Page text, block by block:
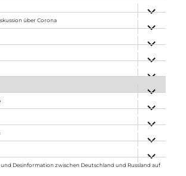
anzeigen
über Corona
anzeigen
anzeigen
anzeigen
anzeigen
anzeigen
anzeigen
anzeigen
anzeigen
Desinformation zwischen Deutschland und Russland auf